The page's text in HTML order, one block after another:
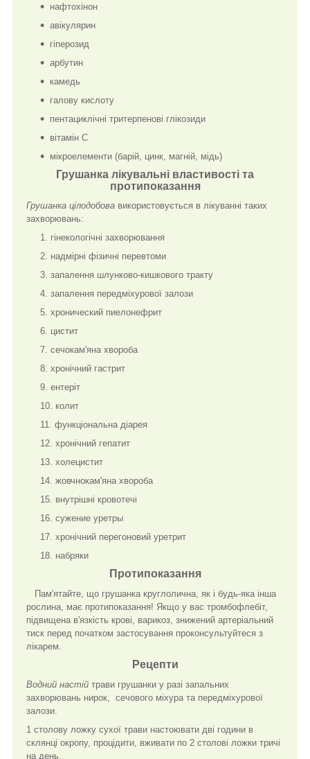
нафтохінон
авікулярин
гіперозид
арбутин
камедь
галову кислоту
пентациклічні тритерпенові глікозиди
вітамін С
мікроелементи (барій, цинк, магній, мідь)
Грушанка лікувальні властивості та
протипоказання
Грушанка цілодобова використовується в лікуванні таких
захворювань:
гінекологічні захворювання
надмірні фізичні перевтоми
запалення шлунково-кишкового тракту
запалення передміхурової залози
хронический пиелонефрит
цистит
сечокам'яна хвороба
хронічний гастрит
ентеріт
колит
функціональна діарея
хронічний гепатит
холецистит
жовчнокам'яна хвороба
внутрішні кровотечі
сужение уретры
хронічний перегоновий уретрит
набряки
Протипоказання
Пам'ятайте, що грушанка круглолична, як і будь-яка інша
рослина, має протипоказання! Якщо у вас тромбофлебіт,
підвищена в'язкість крові, варикоз, знижений артеріальний
тиск перед початком застосування проконсультуйтеся з
лікарем.
Рецепти
Водний настій трави грушанки у разі запальних
захворювань нирок, сечового міхура та передміхурової
залози.
1 столову ложку сухої трави настоювати дві години в
склянці окропу, процідити, вживати по 2 столові ложки тричі
на день.